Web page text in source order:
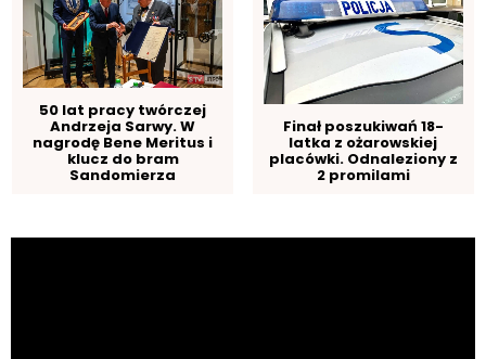
50 lat pracy twórczej
Andrzeja Sarwy. W
nagrodę Bene Meritus i
klucz do bram
Sandomierza
Finał poszukiwań 18-
latka z ożarowskiej
placówki. Odnaleziony z
2 promilami